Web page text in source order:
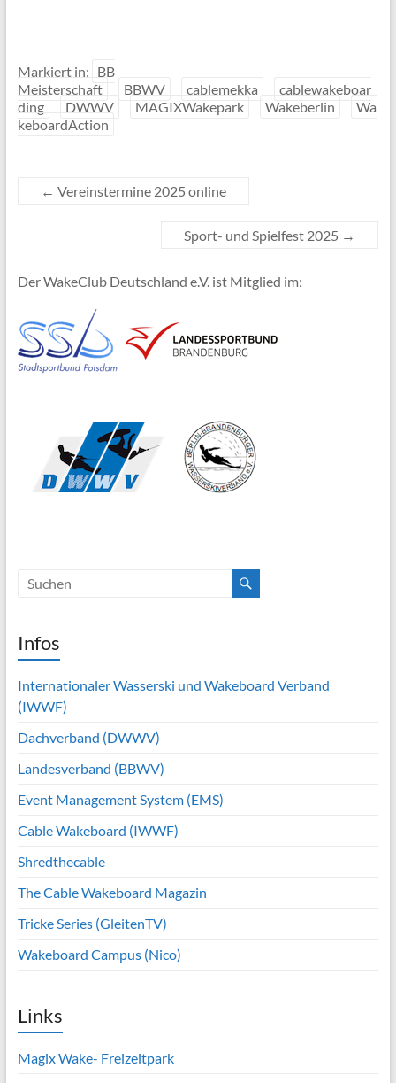
Markiert in: BB
Meisterschaft
BBWV cablemekka
cablewakeboar
ding
DWWV MAGIXWakepark Wakeberlin
Wa
keboardAction
← Vereinstermine 2025 online
Sport- und Spielfest 2025 →
Der WakeClub Deutschland e.V. ist Mitglied im:
Infos
Internationaler Wasserski und Wakeboard Verband
(IWWF)
Dachverband (DWWV)
Landesverband (BBWV)
Event Management System (EMS)
Cable Wakeboard (IWWF)
Shredthecable
The Cable Wakeboard Magazin
Tricke Series (GleitenTV)
Wakeboard Campus (Nico)
Links
Magix Wake- Freizeitpark